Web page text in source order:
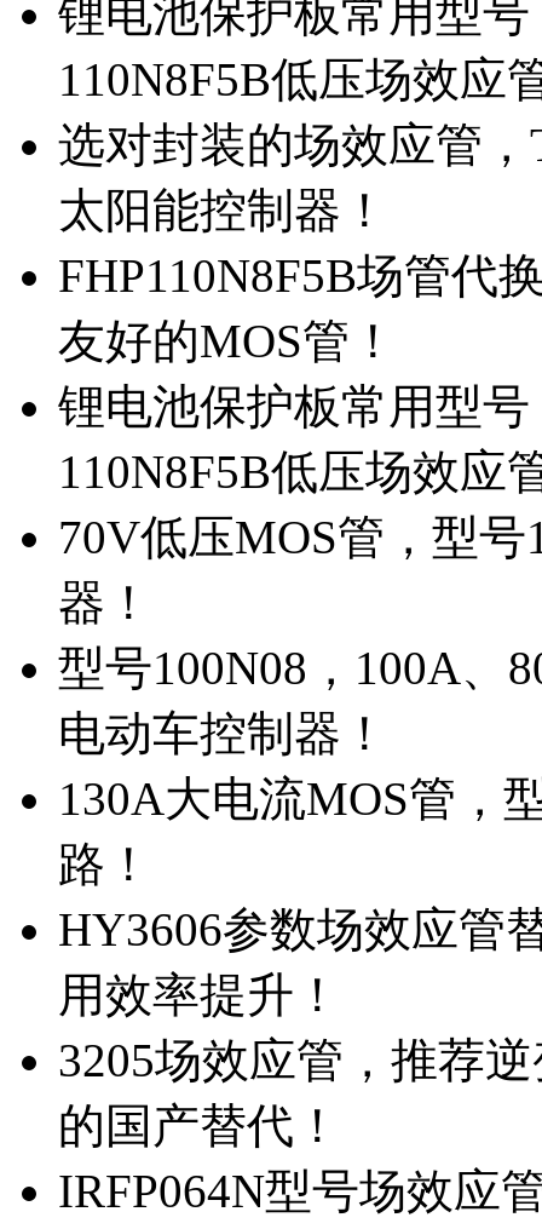
锂电池保护板常用型
110N8F5B低压场效应
选对封装的场效应管
太阳能控制器！
FHP110N8F5B场管代
友好的MOS管！
锂电池保护板常用型
110N8F5B低压场效应
70V低压MOS管，型
器！
型号100N08，100A、
电动车控制器！
130A大电流MOS管，
路！
HY3606参数场效应管
用效率提升！
3205场效应管，推荐
的国产替代！
IRFP064N型号场效应